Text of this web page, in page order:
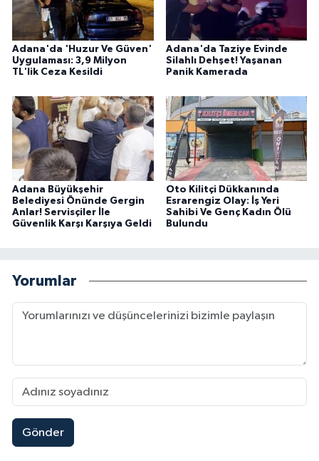
Adana'da 'Huzur Ve Güven'
Uygulaması: 3,9 Milyon
TL'lik Ceza Kesildi
Adana'da Taziye Evinde
Silahlı Dehşet! Yaşanan
Panik Kamerada
Adana Büyükşehir
Belediyesi Önünde Gergin
Anlar! Servisçiler İle
Güvenlik Karşı Karşıya Geldi
Oto Kilitçi Dükkanında
Esrarengiz Olay: İş Yeri
Sahibi Ve Genç Kadın Ölü
Bulundu
Yorumlar
Gönder